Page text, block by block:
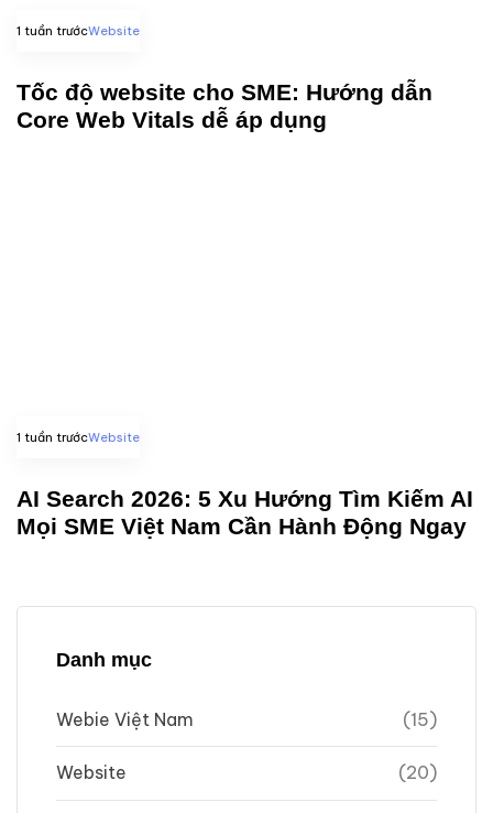
1 tuần trướcWebsite
Tốc độ website cho SME: Hướng dẫn
Core Web Vitals dễ áp dụng
1 tuần trướcWebsite
AI Search 2026: 5 Xu Hướng Tìm Kiếm AI
Mọi SME Việt Nam Cần Hành Động Ngay
Danh mục
Webie Việt Nam (15)
Website (20)